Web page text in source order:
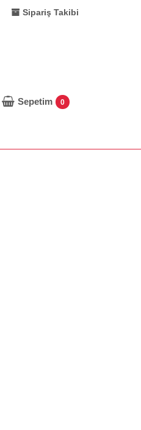
Sipariş Takibi
Sepetim 0